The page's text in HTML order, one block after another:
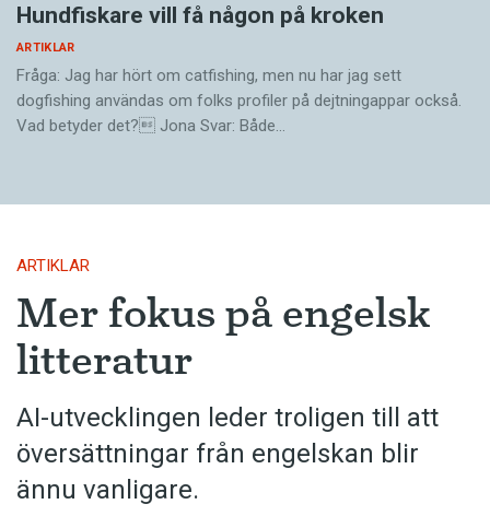
Hundfiskare vill få någon på kroken
ARTIKLAR
Fråga: Jag har hört om catfishing, men nu har jag sett
dogfishing användas om folks profiler på dejtningappar också.
Vad betyder det? Jona Svar: Både…
ARTIKLAR
Mer fokus på engelsk
litteratur
AI-utvecklingen leder troligen till att
översättningar från engelskan blir
ännu vanligare.